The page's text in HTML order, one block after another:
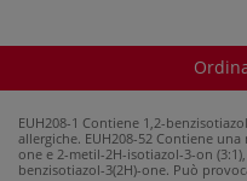
EUH208-1 Contiene 1,2-
allergiche. EUH208-52 Contiene
one e 2-metil-2H-isotiazol-3-on
benzisotiazol-3(2H)-one. Può